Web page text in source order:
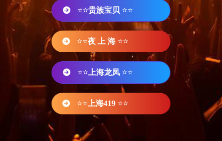
⭐⭐贵族宝贝 ⭐⭐
⭐⭐夜 上 海 ⭐⭐
⭐⭐ 上海龙凤 ⭐⭐
⭐⭐ 上海419 ⭐⭐